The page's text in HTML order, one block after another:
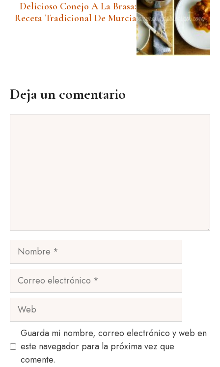
Delicioso Conejo A La Brasa:
Receta Tradicional De Murcia
Deja un comentario
Nombre
Correo
Web
Guarda mi nombre, correo electrónico y web en
este navegador para la próxima vez que
comente.